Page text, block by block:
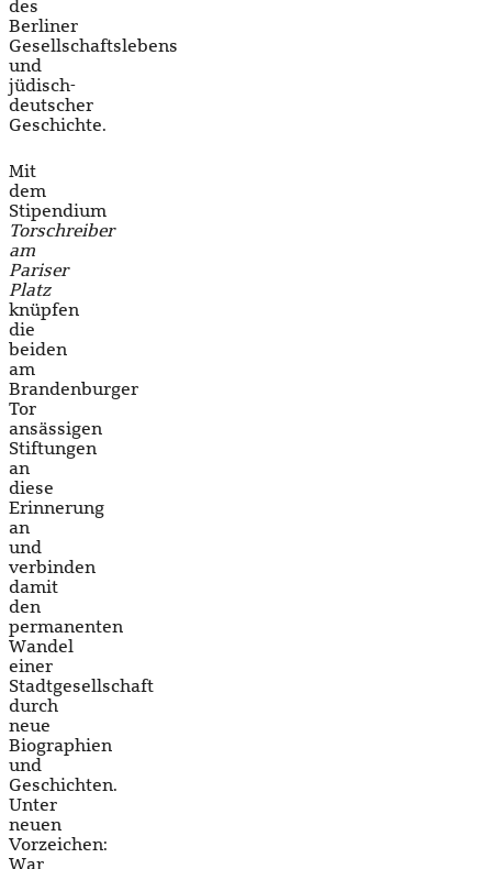
des
Berliner
Gesellschaftslebens
und
jüdisch-
deutscher
Geschichte.
Mit
dem
Stipendium
Torschreiber
am
Pariser
Platz
knüpfen
die
beiden
am
Brandenburger
Tor
ansässigen
Stiftungen
an
diese
Erinnerung
an
und
verbinden
damit
den
permanenten
Wandel
einer
Stadtgesellschaft
durch
neue
Biographien
und
Geschichten.
Unter
neuen
Vorzeichen:
War